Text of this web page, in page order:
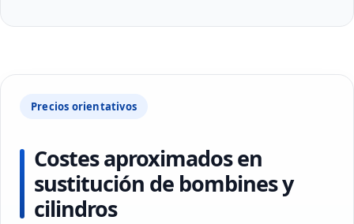
Precios orientativos
Costes aproximados en
sustitución de bombines y
cilindros